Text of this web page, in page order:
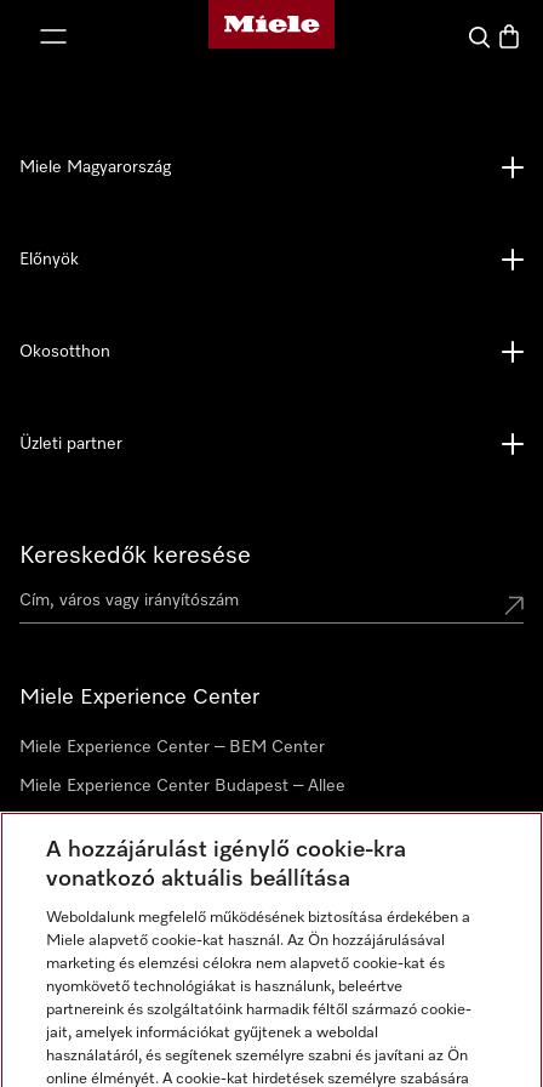
Miele honlapja
Kereses
Kereskedők keresése
Miele Experience Center
Miele Experience Center – BEM Center
Miele Experience Center Budapest – Allee
Hírlevél
Miele Magyarország
Előnyök
Okosotthon
Üzleti partner
A hozzájárulást igénylő cookie-kra
vonatkozó aktuális beállítása
Weboldalunk megfelelő működésének biztosítása érdekében a
Miele alapvető cookie-kat használ. Az Ön hozzájárulásával
marketing és elemzési célokra nem alapvető cookie-kat és
nyomkövető technológiákat is használunk, beleértve
partnereink és szolgáltatóink harmadik féltől származó cookie-
jait, amelyek információkat gyűjtenek a weboldal
használatáról, és segítenek személyre szabni és javítani az Ön
online élményét. A cookie-kat hirdetések személyre szabására